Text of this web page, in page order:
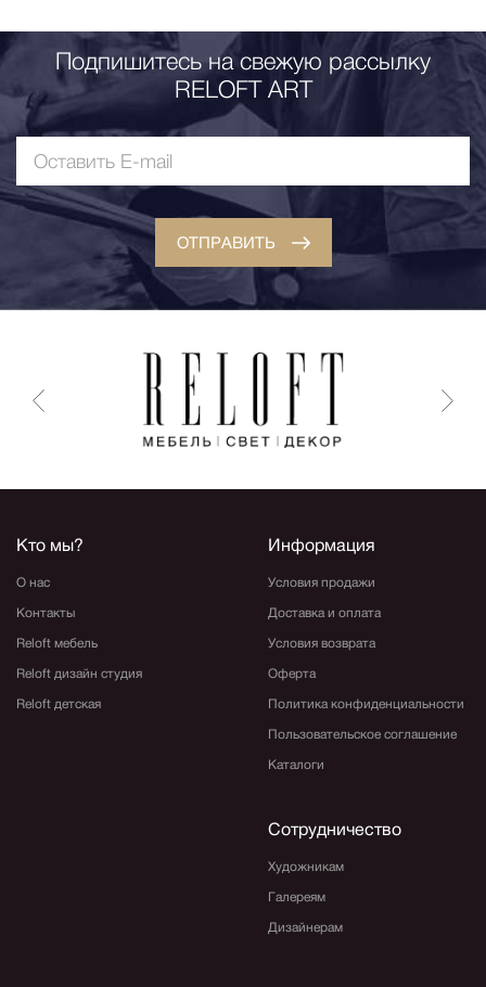
Подпишитесь на свежую рассылку
RELOFT ART
ОТПРАВИТЬ
Кто мы?
О нас
Контакты
Reloft мебель
Reloft дизайн студия
Reloft детская
Информация
Условия продажи
Доставка и оплата
Условия возврата
Оферта
Политика конфиденциальности
Пользовательское соглашение
Каталоги
Сотрудничество
Художникам
Галереям
Дизайнерам